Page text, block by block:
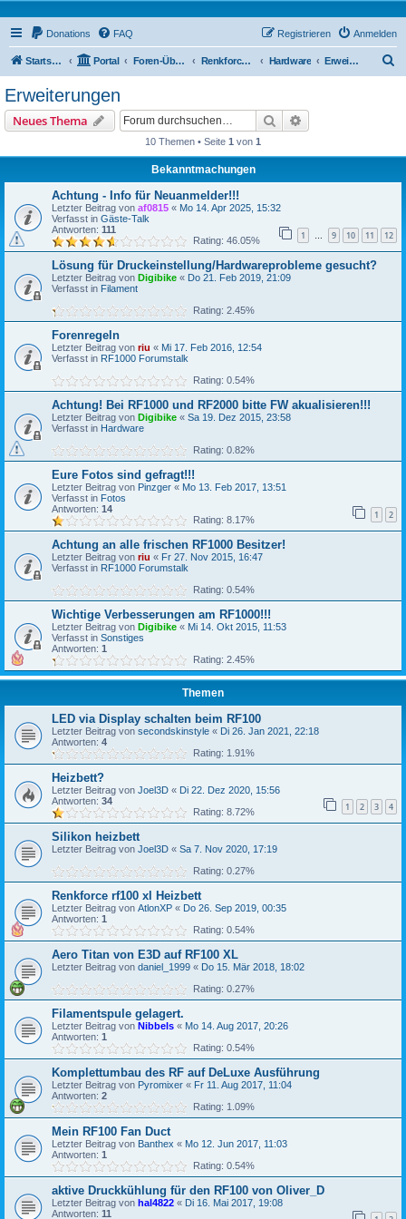
Donations FAQ Anmelden
Registrieren
Startseite Portal Foren-Übersicht Renkforce RF100 Forum Hardware Erweiterungen
Erweiterungen
Neues Thema Suche
10 Themen • Seite 1 von 1
Bekanntmachungen
Achtung - Info für Neuanmelder!!!
Letzter Beitrag von af0815 « Mo 14. Apr 2025, 15:32
Verfasst in Gäste-Talk
Antworten: 111 1 … 9 10 11 12
Rating: 46.05%
Lösung für Druckeinstellung/Hardwareprobleme gesucht?
Letzter Beitrag von Digibike « Do 21. Feb 2019, 21:09
Verfasst in Filament
Rating: 2.45%
Forenregeln
Letzter Beitrag von riu « Mi 17. Feb 2016, 12:54
Verfasst in RF1000 Forumstalk
Rating: 0.54%
Achtung! Bei RF1000 und RF2000 bitte FW akualisieren!!!
Letzter Beitrag von Digibike « Sa 19. Dez 2015, 23:58
Verfasst in Hardware
Rating: 0.82%
Eure Fotos sind gefragt!!!
Letzter Beitrag von Pinzger « Mo 13. Feb 2017, 13:51
Verfasst in Fotos
Antworten: 14 1 2
Rating: 8.17%
Achtung an alle frischen RF1000 Besitzer!
Letzter Beitrag von riu « Fr 27. Nov 2015, 16:47
Verfasst in RF1000 Forumstalk
Rating: 0.54%
Wichtige Verbesserungen am RF1000!!!
Letzter Beitrag von Digibike « Mi 14. Okt 2015, 11:53
Verfasst in Sonstiges
Antworten: 1
Rating: 2.45%
Themen
LED via Display schalten beim RF100
Letzter Beitrag von secondskinstyle « Di 26. Jan 2021, 22:18
Antworten: 4
Rating: 1.91%
Heizbett?
Letzter Beitrag von Joel3D « Di 22. Dez 2020, 15:56
Antworten: 34 1 2 3 4
Rating: 8.72%
Silikon heizbett
Letzter Beitrag von Joel3D « Sa 7. Nov 2020, 17:19
Rating: 0.27%
Renkforce rf100 xl Heizbett
Letzter Beitrag von AtlonXP « Do 26. Sep 2019, 00:35
Antworten: 1
Rating: 0.54%
Aero Titan von E3D auf RF100 XL
Letzter Beitrag von daniel_1999 « Do 15. Mär 2018, 18:02
Rating: 0.27%
Filamentspule gelagert.
Letzter Beitrag von Nibbels « Mo 14. Aug 2017, 20:26
Antworten: 1
Rating: 0.54%
Komplettumbau des RF auf DeLuxe Ausführung
Letzter Beitrag von Pyromixer « Fr 11. Aug 2017, 11:04
Antworten: 2
Rating: 1.09%
Mein RF100 Fan Duct
Letzter Beitrag von Banthex « Mo 12. Jun 2017, 11:03
Antworten: 1
Rating: 0.54%
aktive Druckkühlung für den RF100 von Oliver_D
Letzter Beitrag von hal4822 « Di 16. Mai 2017, 19:08
Antworten: 11